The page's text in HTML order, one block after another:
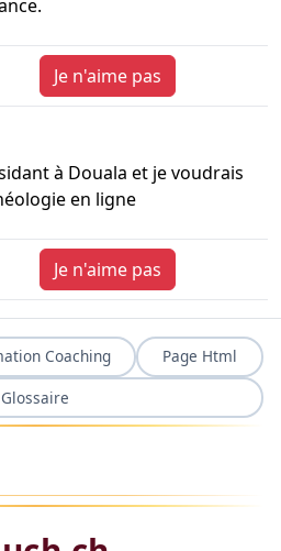
Je n'aime pas
à Douala et je voudrais
en ligne
Je n'aime pas
Coaching
Page Html
Glossaire